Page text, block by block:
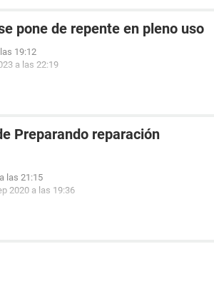
pone de repente en pleno uso
19:12
a las 22:19
Preparando reparación
las 21:15
2020 a las 19:36